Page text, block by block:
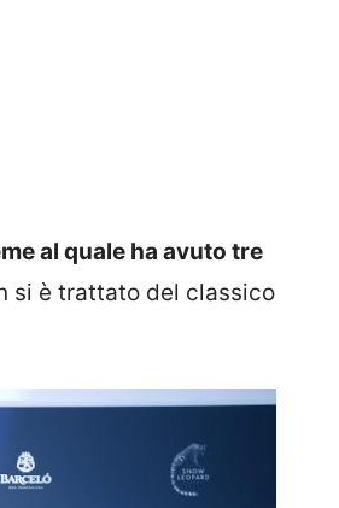
al quale ha avuto tre
si è trattato del classico